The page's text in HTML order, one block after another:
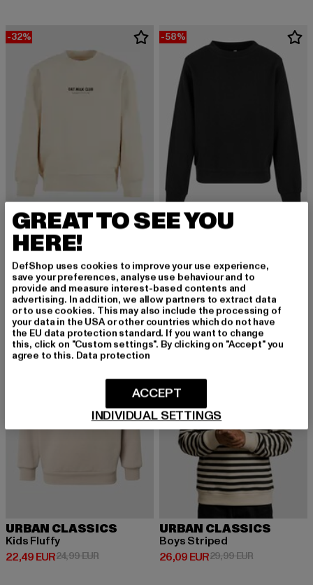
-32%
ANOTHER COTTON LAB
33,99 EUR
Derzeitiger Preis: 33,99 EUR
49,99 EURAktionspreis: 49,99 EUR
-58%
URBAN CLASSICS
16,80 EUR
Derzeitiger Preis: 16,80 EUR
39,99 EUR
-10%
URBAN CLASSICS
Kids Fluffy
22,49 EUR
Derzeitiger Preis: 22,49 EUR
24,99 EURAktionspreis: 24,99 EUR
-13%
URBAN CLASSICS
Boys Striped
26,09 EUR
Derzeitiger Preis: 26,09 EUR
29,99 EURAktionspreis:
GREAT TO SEE YOU
HERE!
DefShop uses cookies to improve your use experience,
save your preferences, analyse use behaviour and to
provide and measure interest-based contents and
advertising. In addition, we allow partners to extract data
or to use cookies. This may also include the processing of
your data in the USA or other countries which do not have
the EU data protection standard. If you want to change
this, click on "Custom settings". By clicking on "Accept" you
agree to this. Data protection
INDIVIDUAL SETTINGS
ACCEPT